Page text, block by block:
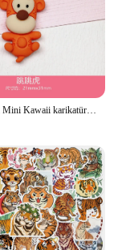
10 adet yeni Mini Kawaii karikatür hayvan küçük ayı küçük kaplan oyuncak reçine karalama defteri Diy takı saç klipler süs aksesuarları